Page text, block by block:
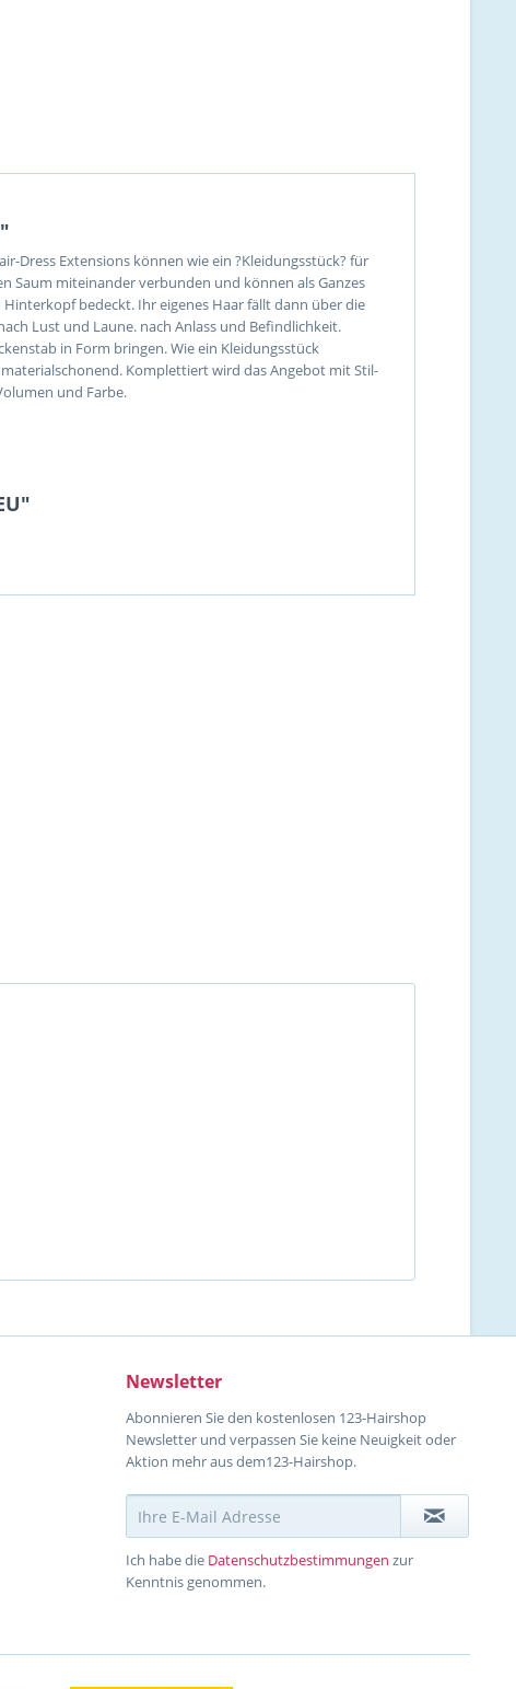
Dress Extensions können wie ein ?Kleidungsstück? für
Saum miteinander verbunden und können als Ganzes
bedeckt. Ihr eigenes Haar fällt dann über die
Lust und Laune. nach Anlass und Befindlichkeit.
in Form bringen. Wie ein Kleidungsstück
Komplettiert wird das Angebot mit Stil-
und Farbe.
Newsletter
Abonnieren Sie den kostenlosen 123-Hairshop
Newsletter und verpassen Sie keine Neuigkeit oder
Aktion mehr aus dem123-Hairshop.
Ich habe die Datenschutzbestimmungen zur
Kenntnis genommen.